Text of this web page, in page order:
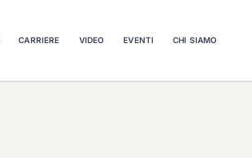
CARRIERE VIDEO EVENTI CHI SIAMO